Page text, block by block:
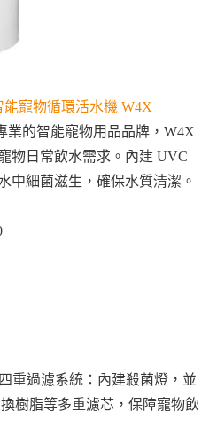
能寵物循環活水機 W4X
業的智能寵物用品品牌，W4X
物日常飲水需求。內建 UVC
中細菌滋生，確保水質清潔。
重過濾系統：內建殺菌燈，並
樹脂等多重濾芯，保障寵物飲